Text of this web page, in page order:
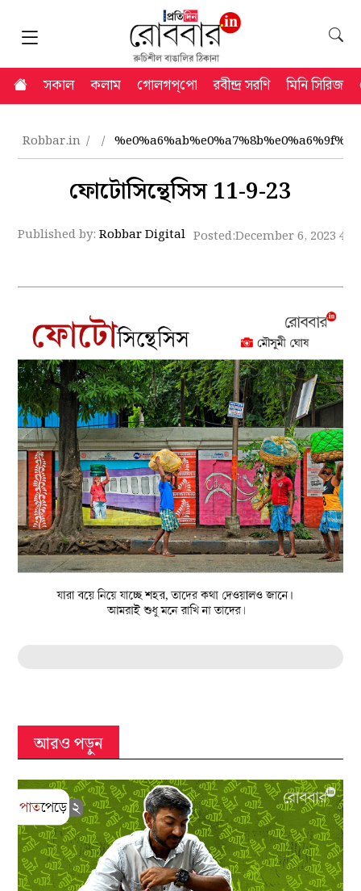
সকাল কলাম গোলগপ্‌পো রবীন্দ্র সরণি মিনি সিরিজ
Robbar.in
ফোটোসিন্থেসিস 11-9-23
Published by:Robbar Digital Posted:December 6, 2023
আরও পড়ুন